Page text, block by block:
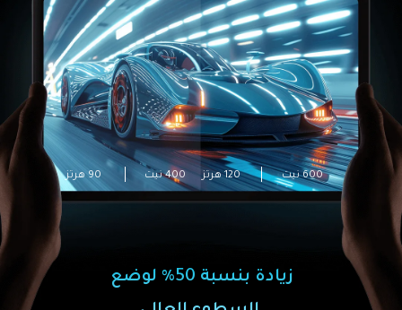
90 هرتز 400 نيت 120 هرتز 600 نيت
زيادة بنسبة 50% لوضع